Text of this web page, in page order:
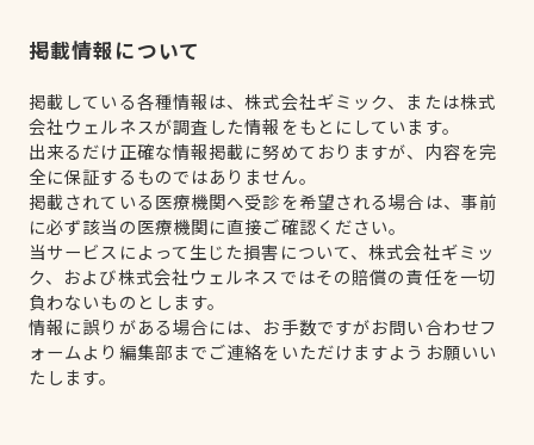
掲載情報について
掲載している各種情報は、株式会社ギミック、または株式
会社ウェルネスが調査した情報をもとにしています。
出来るだけ正確な情報掲載に努めておりますが、内容を完
全に保証するものではありません。
掲載されている医療機関へ受診を希望される場合は、事前
に必ず該当の医療機関に直接ご確認ください。
当サービスによって生じた損害について、株式会社ギミッ
ク、および株式会社ウェルネスではその賠償の責任を一切
負わないものとします。
情報に誤りがある場合には、お手数ですがお問い合わせフ
ォームより編集部までご連絡をいただけますようお願いい
たします。